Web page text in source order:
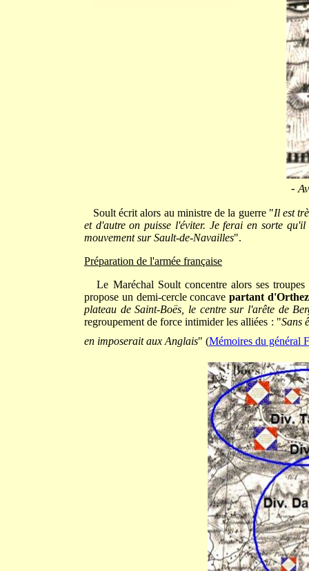
-
Soult écrit alors au ministre de la guerre "Il est
et d'autre on puisse l'éviter. Je ferai en sorte
mouvement sur Sault-de-Navailles".
Préparation de l'armée française
Le Maréchal Soult concentre alors ses
propose un demi-cercle concave partant d'Orthez
plateau de Saint-Boës, le centre sur l'arête de
regroupement de force intimider les alliées : "Sans
en imposerait aux Anglais" (Mémoires du général